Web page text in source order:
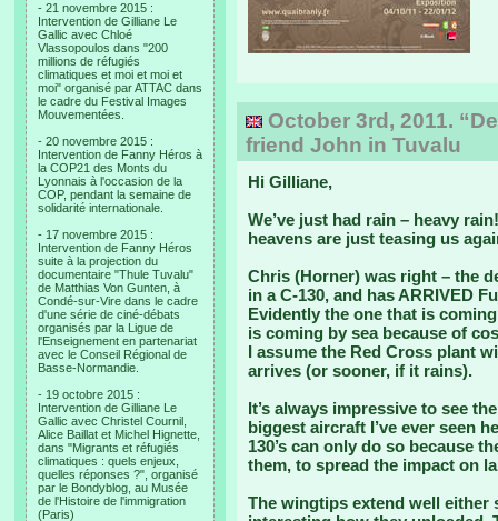
- 21 novembre 2015 :
Intervention de Gilliane Le
Gallic avec Chloé
Vlassopoulos dans "200
millions de réfugiés
climatiques et moi et moi et
moi" organisé par ATTAC dans
le cadre du Festival Images
Mouvementées.
- 20 novembre 2015 :
Intervention de Fanny Héros à
la COP21 des Monts du
Lyonnais à l'occasion de la
COP, pendant la semaine de
solidarité internationale.
- 17 novembre 2015 :
Intervention de Fanny Héros
suite à la projection du
documentaire "Thule Tuvalu"
de Matthias Von Gunten, à
Condé-sur-Vire dans le cadre
d'une série de ciné-débats
organisés par la Ligue de
l'Enseignement en partenariat
avec le Conseil Régional de
Basse-Normandie.
- 19 octobre 2015 :
Intervention de Gilliane Le
Gallic avec Christel Cournil,
Alice Baillat et Michel Hignette,
dans "Migrants et réfugiés
climatiques : quels enjeux,
quelles réponses ?", organisé
par le Bondyblog, au Musée
de l'Histoire de l'immigration
(Paris)
October 3rd, 2011.
friend John in Tuvalu
Hi Gilliane,
We’ve just had rain – heavy
heavens are just teasing us
Chris (Horner) was right – the
in a C-130, and has ARRIVED
Evidently the one that is
is coming by sea because of
I assume the Red Cross plant
arrives (or sooner, if it rains).
It’s always impressive to see
biggest aircraft I’ve ever seen
130’s can only do so because
them, to spread the impact on
The wingtips extend well either